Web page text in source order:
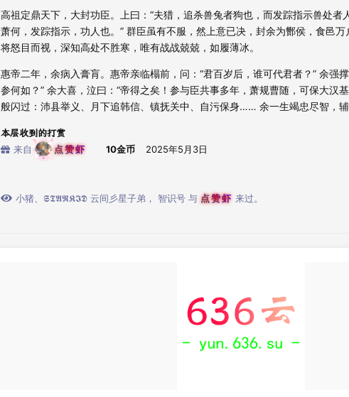
高祖定鼎天下，大封功臣。上曰：“夫猎，追杀兽兔者狗也，而发踪指示兽处
萧何，发踪指示，功人也。” 群臣虽有不服，然上意已决，封余为酂侯，食邑
将怒目而视，深知高处不胜寒，唯有战战兢兢，如履薄冰。​
惠帝二年，余病入膏肓。惠帝亲临榻前，问：“君百岁后，谁可代君者？” 余强
参何如？” 余大喜，泣曰：“帝得之矣！参与臣共事多年，萧规曹随，可保大汉
般闪过：沛县举义、月下追韩信、镇抚关中、自污保身…… 余一生竭忠尽智，
本层收到的打赏
来自 点赞虾 10金币 2025年5月3日
小猪 𝕾𝕿𝕬𝕽𝕶𝕴𝕯 云间彡星子弟 ， 智识号 与点赞虾 来过。